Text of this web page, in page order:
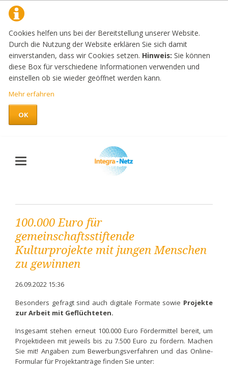
Cookies helfen uns bei der Bereitstellung unserer Website.
Durch die Nutzung der Website erklären Sie sich damit
einverstanden, dass wir Cookies setzen. Hinweis: Sie können
diese Box für verschiedene Informationen verwenden und
einstellen ob sie wieder geöffnet werden kann.
Mehr erfahren
OK
100.000 Euro für
gemeinschaftsstiftende
Kulturprojekte mit jungen Menschen
zu gewinnen
26.09.2022 15:36
Besonders gefragt sind auch digitale Formate sowie Projekte
zur Arbeit mit Geflüchteten.
Insgesamt stehen erneut 100.000 Euro Fördermittel bereit, um
Projektideen mit jeweils bis zu 7.500 Euro zu fördern. Machen
Sie mit! Angaben zum Bewerbungsverfahren und das Online-
Formular für Projektanträge finden Sie unter: